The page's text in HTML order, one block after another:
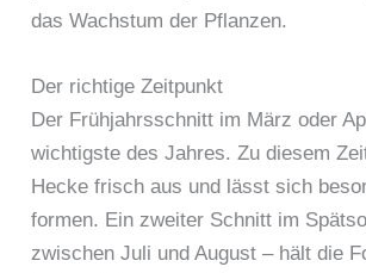
das Wachstum der Pflanzen.
Der richtige Zeitpunkt
Der Frühjahrsschnitt im März oder
wichtigste des Jahres. Zu diesem
Hecke frisch aus und lässt sich
formen. Ein zweiter Schnitt im
zwischen Juli und August – hält die